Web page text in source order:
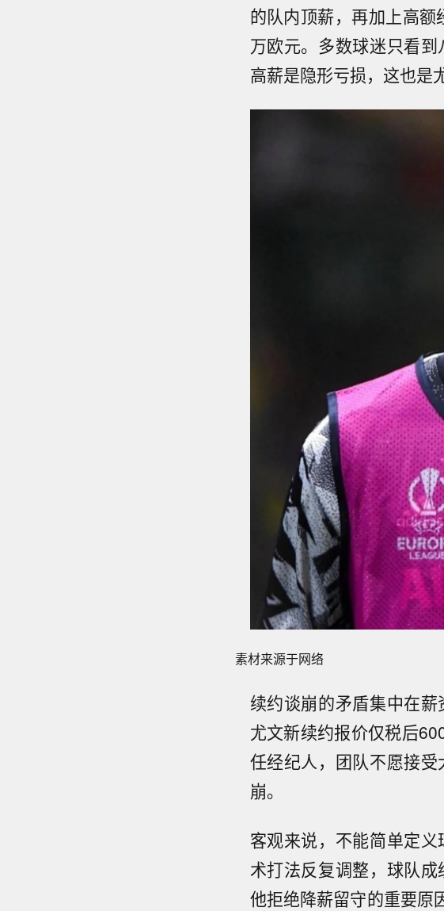
的队内顶薪，再加上高
万欧元。多数球迷只看
高薪是隐形亏损，这也是
素材来源于网络
续约谈崩的矛盾集中在薪
尤文新续约报价仅税后
任经纪人，团队不愿接
崩。
客观来说，不能简单定
术打法反复调整，球队
他拒绝降薪留守的重要原